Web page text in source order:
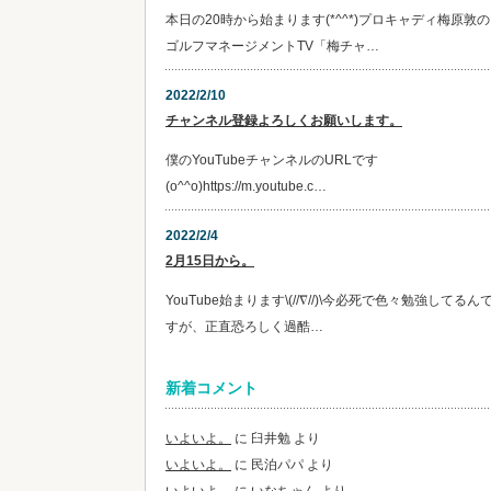
本日の20時から始まります(*^^*)プロキャディ梅原敦の
ゴルフマネージメントTV「梅チャ…
2022/2/10
チャンネル登録よろしくお願いします。
僕のYouTubeチャンネルのURLです
(o^^o)https://m.youtube.c…
2022/2/4
2月15日から。
YouTube始まります\(//∇//)\今必死で色々勉強してるん
すが、正直恐ろしく過酷…
新着コメント
いよいよ。 に 臼井勉 より
いよいよ。
に 民泊パパ より